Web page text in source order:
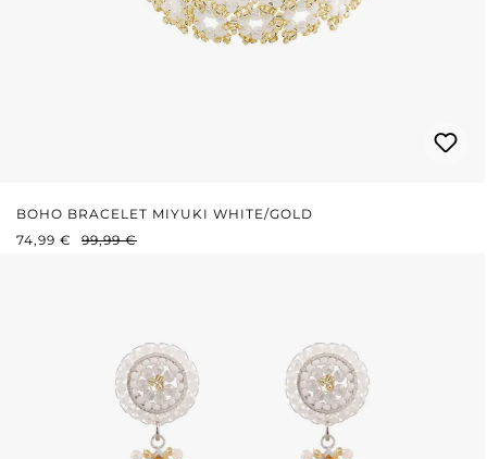
BOHO BRACELET MIYUKI WHITE/GOLD
VERKAUFSPREIS:
74,99 € REGULÄRER PREIS:
99,99 €